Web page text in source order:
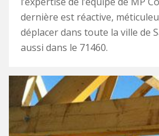
dernière est réactive,
déplacer dans toute la ville de
aussi dans le 71460.